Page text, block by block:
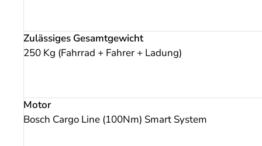
Zulässiges Gesamtgewicht
250 Kg (Fahrrad + Fahrer + Ladung)
Motor
Bosch Cargo Line (100Nm) Smart System